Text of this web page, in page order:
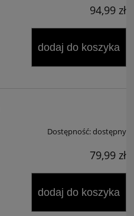
94,99 zł
dodaj do koszyka
Dostępność:dostępny
79,99 zł
dodaj do koszyka